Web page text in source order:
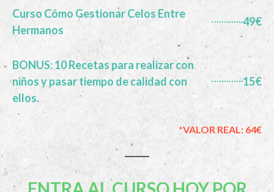
Curso Cómo Gestionar Celos Entre
Hermanos
49€
BONUS: 10 Recetas para realizar con
niños y pasar tiempo de calidad con
ellos.
15€
*VALOR REAL: 64€